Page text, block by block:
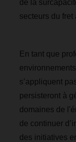
de la
secteurs du
En tant que
s’appliquent
persisteront à
domaines de
de continuer
des initiatives